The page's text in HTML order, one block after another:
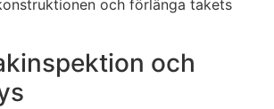
och förlänga takets
och